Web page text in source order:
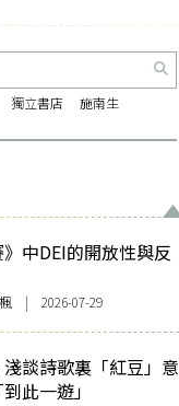
獨立書店 施南生
中DEI的開放性與反
| 2026-07-29
談詩歌裏「紅豆」意
此一遊」